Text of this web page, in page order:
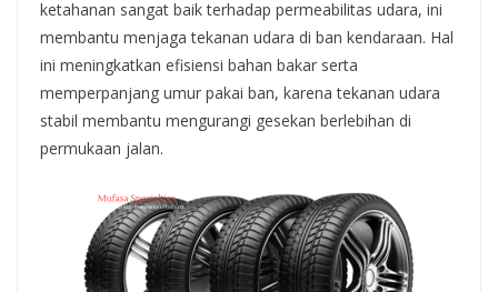
ketahanan sangat baik terhadap permeabilitas udara, ini
membantu menjaga tekanan udara di ban kendaraan. Hal
ini meningkatkan efisiensi bahan bakar serta
memperpanjang umur pakai ban, karena tekanan udara
stabil membantu mengurangi gesekan berlebihan di
permukaan jalan.